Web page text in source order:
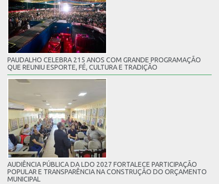
PAUDALHO CELEBRA 215 ANOS COM GRANDE PROGRAMAÇÃO
QUE REUNIU ESPORTE, FÉ, CULTURA E TRADIÇÃO
AUDIÊNCIA PÚBLICA DA LDO 2027 FORTALECE PARTICIPAÇÃO
POPULAR E TRANSPARÊNCIA NA CONSTRUÇÃO DO ORÇAMENTO
MUNICIPAL